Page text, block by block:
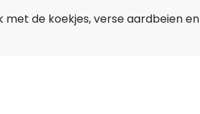
de koekjes, verse aardbeien en